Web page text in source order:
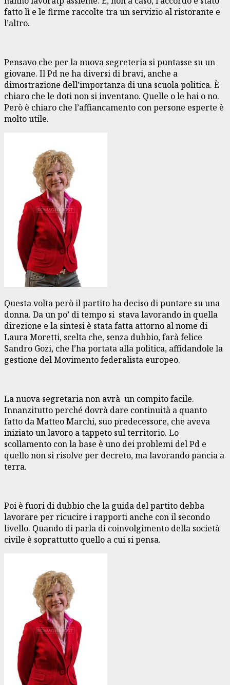
fatto lì e le firme raccolte tra un servizio al ristorante e
l’altro.
Pensavo che per la nuova segreteria si puntasse su un
giovane. Il Pd ne ha diversi di bravi, anche a
dimostrazione dell’importanza di una scuola politica. È
chiaro che le doti non si inventano. Quelle o le hai o no.
Però è chiaro che l’affiancamento con persone esperte è
molto utile.
Questa volta però il partito ha deciso di puntare su una
donna. Da un po’ di tempo si stava lavorando in quella
direzione e la sintesi è stata fatta attorno al nome di
Laura Moretti, scelta che, senza dubbio, farà felice
Sandro Gozi, che l’ha portata alla politica, affidandole la
gestione del Movimento federalista europeo.
La nuova segretaria non avrà un compito facile.
Innanzitutto perché dovrà dare continuità a quanto
fatto da Matteo Marchi, suo predecessore, che aveva
iniziato un lavoro a tappeto sul territorio. Lo
scollamento con la base è uno dei problemi del Pd e
quello non si risolve per decreto, ma lavorando pancia a
terra.
Poi è fuori di dubbio che la guida del partito debba
lavorare per ricucire i rapporti anche con il secondo
livello. Quando di parla di coinvolgimento della società
civile è soprattutto quello a cui si pensa.